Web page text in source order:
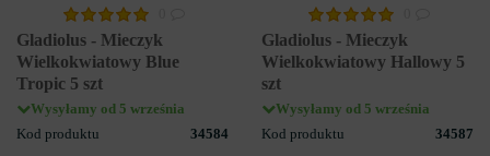
Gladiolus - Mieczyk
Wielkokwiatowy Blue
Tropic 5 szt
Wysyłamy od 5 września
Kod produktu
34584
Gladiolus - Mieczyk
Wielkokwiatowy Hallowy 5
szt
Wysyłamy od 5 września
Kod produktu
34587